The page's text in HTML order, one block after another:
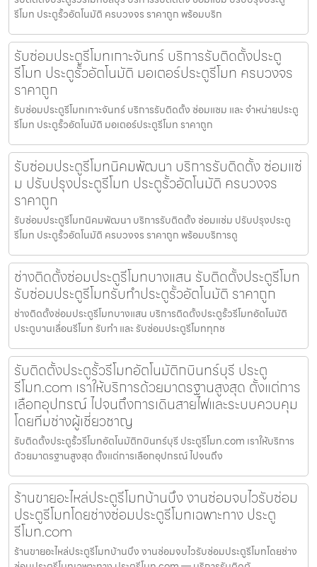
รีโมท ประตูรั้วอัตโนมัติ ครบวงจร ราคาถูก พร้อมบริก
รับซ่อมประตูรีโมทเกาะจันทร์ บริการรับติดตั้งประตู
รีโมท ประตูรั้วอัตโนมัติ มอเตอร์ประตูรีโมท ครบวงจร
ราคาถูก
รับซ่อมประตูรีโมทเกาะจันทร์ บริการรับติดตั้ง ซ่อมแซม และ จำหน่ายประตู
รีโมท ประตูรั้วอัตโนมัติ มอเตอร์ประตูรีโมท ราคาถูก
รับซ่อมประตูรีโมทนิคมพัฒนา บริการรับติดตั้ง ซ่อมแซ่
ม ปรับปรุงประตูรีโมท ประตูรั้วอัตโนมัติ ครบวงจร
ราคาถูก
รับซ่อมประตูรีโมทนิคมพัฒนา บริการรับติดตั้ง ซ่อมแซ่ม ปรับปรุงประตู
รีโมท ประตูรั้วอัตโนมัติ ครบวงจร ราคาถูก พร้อมบริการดู
ช่างติดตั้งซ่อมประตูรีโมทบางแสน รับติดตั้งประตูรีโมท
รับซ่อมประตูรีโมทรับทำประตูรั้วอัตโนมัติ ราคาถูก
ช่างติดตั้งซ่อมประตูรีโมทบางแสน บริการติดตั้งประตูรั้วรีโมทอัตโนมัติ
ประตูบานเลื่อนรีโมท รับทำ และ รับซ่อมประตูรีโมททุกช
รับติดตั้งประตูรั้วรีโมทอัตโนมัติกบินทร์บุรี ประตู
รีโมท.com เราให้บริการด้วยมาตรฐานสูงสุด ตั้งแต่การ
เลือกอุปกรณ์ ไปจนถึงการเดินสายไฟและระบบควบคุม
โดยทีมช่างผู้เชี่ยวชาญ
รับติดตั้งประตูรั้วรีโมทอัตโนมัติกบินทร์บุรี ประตูรีโมท.com เราให้บริการ
ด้วยมาตรฐานสูงสุด ตั้งแต่การเลือกอุปกรณ์ ไปจนถึง
ร้านขายอะไหล่ประตูรีโมทบ้านบึง งานซ่อมจบไวรับซ่อม
ประตูรีโมทโดยช่างซ่อมประตูรีโมทเฉพาะทาง ประตู
รีโมท.com
ร้านขายอะไหล่ประตูรีโมทบ้านบึง งานซ่อมจบไวรับซ่อมประตูรีโมทโดยช่าง